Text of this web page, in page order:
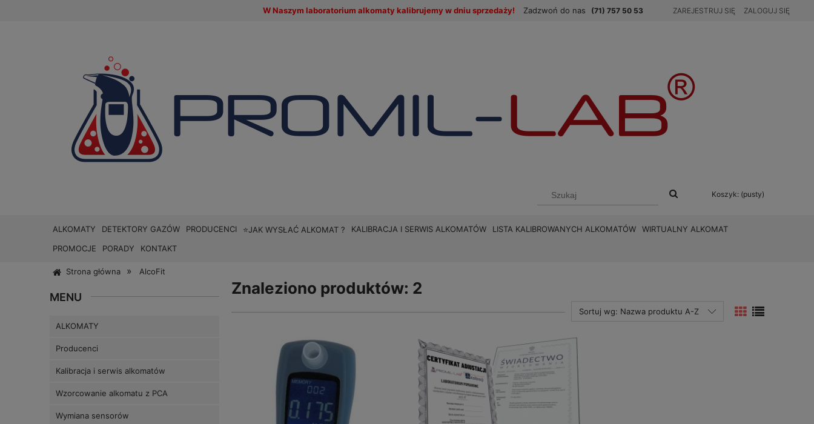
W Naszym laboratorium alkomaty kalibrujemy w dniu sprzedaży! Zadzwoń do nas (71) 757 50 53 ZAREJESTRUJ SIĘ ZALOGUJ SIĘ
Koszyk: (pusty)
ALKOMATY DETEKTORY GAZÓW PRODUCENCI ⭐JAK WYSŁAĆ ALKOMAT ? KALIBRACJA I SERWIS ALKOMATÓW LISTA KALIBROWANYCH ALKOMATÓW
WIRTUALNY ALKOMAT
PROMOCJE
PORADY KONTAKT
Strona główna » AlcoFit
MENU
ALKOMATY
Producenci
Kalibracja i serwis alkomatów
Wzorcowanie alkomatu z PCA
Wymiana sensorów
Znaleziono produktów: 2
Sortuj wg: Nazwa produktu A-Z